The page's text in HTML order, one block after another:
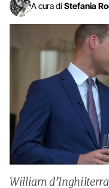
A cura di Stefania
William